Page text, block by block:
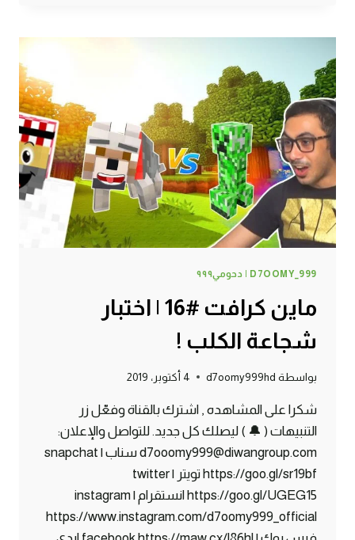
أكبر
شفته
في
حياتي
!
D7OOMY_999 | دحومي٩٩٩
ماين كرافت #16 | اختبار
شجاعة الكلب !
بواسطة d7oomy999hd 4 أكتوبر، 2019
شكرا على المشاهده , اشترك بالقناة وفعّل زر
التنبيهات ( 🔔 ) ليصلك كل جديد. للتواصل والإعلان:
d7ooomy999@diwangroup.com سناب | snapchat
https://goo.gl/sr19bf تويتر | twitter
https://goo.gl/UGEG15 انستقرام | instagram
https://www.instagram.com/d7oomy999_official